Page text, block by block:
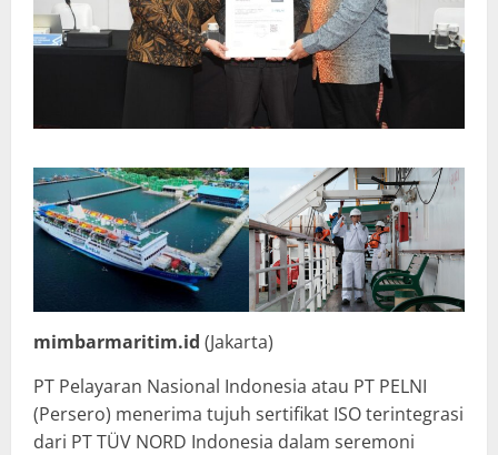
mimbarmaritim.id (Jakarta)
PT Pelayaran Nasional Indonesia atau PT PELNI
(Persero) menerima tujuh sertifikat ISO terintegrasi
dari PT TÜV NORD Indonesia dalam seremoni